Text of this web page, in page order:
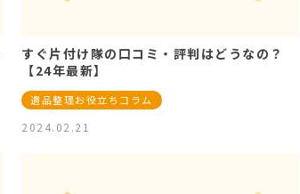
すぐ片付け隊の口コミ・評判はどうなの？
【24年最新】
遺品整理お役立ちコラム
2024.02.21